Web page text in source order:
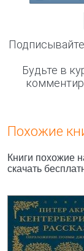
Будьте в
Похожие
Книги похожие
скачать